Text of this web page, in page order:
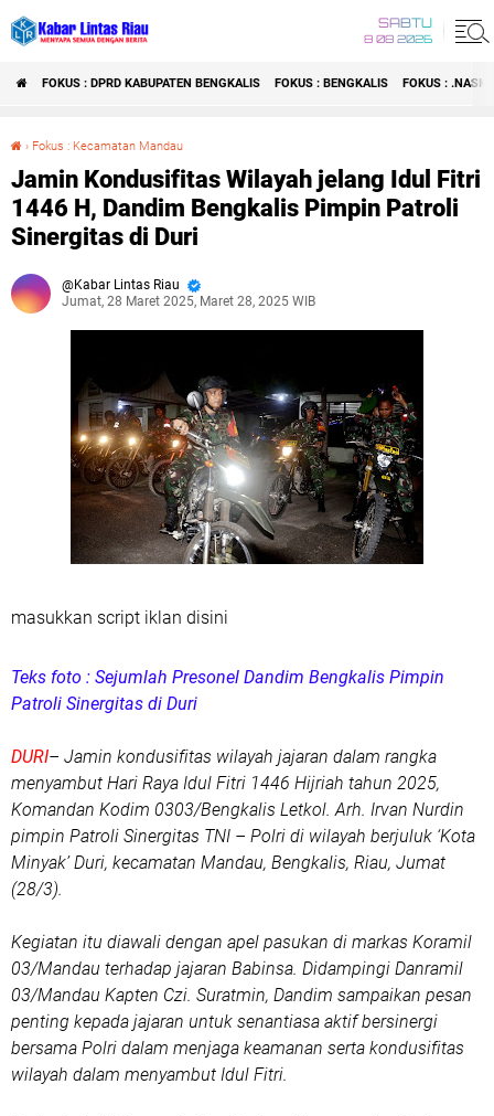
SABTU
8 08 2026
FOKUS : DPRD KABUPATEN BENGKALIS FOKUS : BENGKALIS FOKUS :
› Fokus : Kecamatan Mandau
Jamin Kondusifitas Wilayah jelang Idul Fitri
1446 H, Dandim Bengkalis Pimpin Patroli
Sinergitas di Duri
Kabar Lintas Riau
Jumat, 28 Maret 2025, Maret 28, 2025 WIB
masukkan script iklan disini
Teks foto : Sejumlah Presonel Dandim Bengkalis Pimpin
Patroli Sinergitas di Duri
DURI– Jamin kondusifitas wilayah jajaran dalam rangka
menyambut Hari Raya Idul Fitri 1446 Hijriah tahun 2025,
Komandan Kodim 0303/Bengkalis Letkol. Arh. Irvan Nurdin
pimpin Patroli Sinergitas TNI – Polri di wilayah berjuluk ‘Kota
Minyak’ Duri, kecamatan Mandau, Bengkalis, Riau, Jumat
(28/3).
Kegiatan itu diawali dengan apel pasukan di markas Koramil
03/Mandau terhadap jajaran Babinsa. Didampingi Danramil
03/Mandau Kapten Czi. Suratmin, Dandim sampaikan pesan
penting kepada jajaran untuk senantiasa aktif bersinergi
bersama Polri dalam menjaga keamanan serta kondusifitas
wilayah dalam menyambut Idul Fitri.